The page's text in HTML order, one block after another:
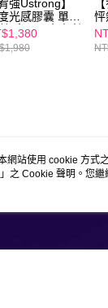
強Ustrong】
光感膠囊 單入
/盒 ( 日本專利
醯胺/美國穀胱
/雪耳多醣體/
怦
蛋
網站使用 cookie 方式
」之 Cookie 聲明。您